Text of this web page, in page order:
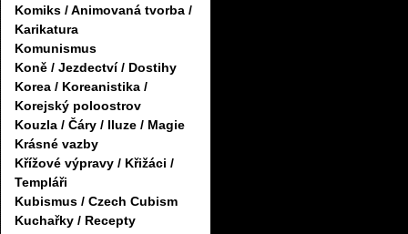
Komiks / Animovaná tvorba /
Karikatura
Komunismus
Koně / Jezdectví / Dostihy
Korea / Koreanistika /
Korejský poloostrov
Kouzla / Čáry / Iluze / Magie
Krásné vazby
Křížové výpravy / Křižáci /
Templáři
Kubismus / Czech Cubism
Kuchařky / Recepty